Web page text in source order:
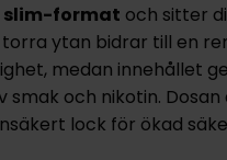
slim-format och sitter
torra ytan bidrar till en
medan innehållet
smak och nikotin.
lock för ökad